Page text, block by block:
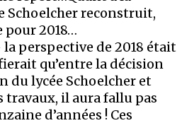
Schoelcher reconstruit,
pour 2018…
perspective de 2018 était
qu’entre la décision
du lycée Schoelcher et
travaux, il aura fallu pas
d’années ! Ces